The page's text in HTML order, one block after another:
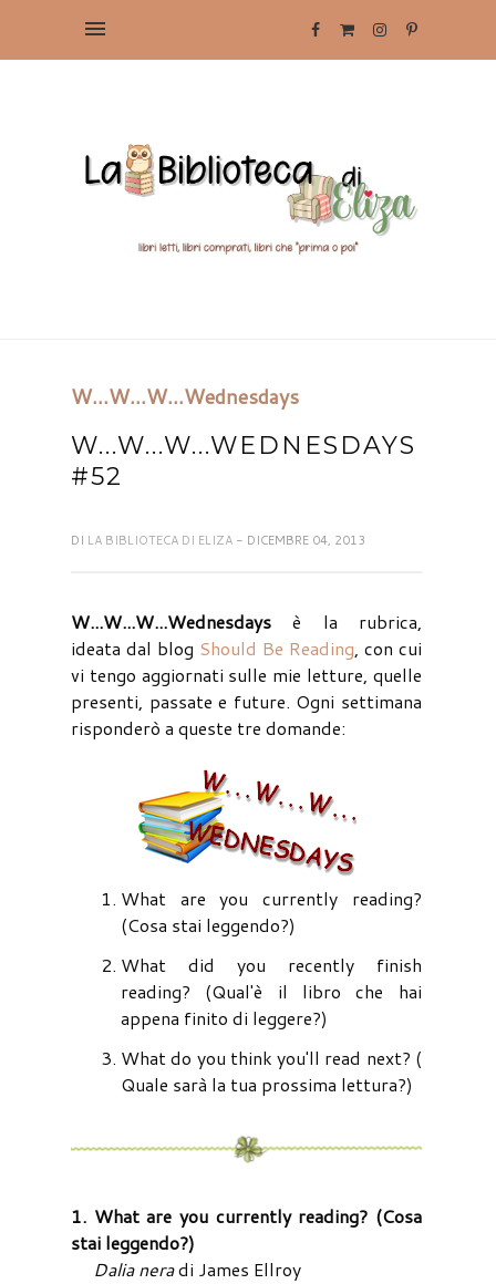
W...W...W...Wednesdays
W...W...W...WEDNESDAYS
#52
DI LA BIBLIOTECA DI ELIZA - DICEMBRE 04, 2013
W...W...W...Wednesdays è la rubrica,
ideata dal blog Should Be Reading, con cui
vi tengo aggiornati sulle mie letture, quelle
presenti, passate e future. Ogni settimana
risponderò a queste tre domande:
What are you currently reading?
(Cosa stai leggendo?)
What did you recently finish
reading? (Qual'è il libro che hai
appena finito di leggere?)
What do you think you'll read next? (
Quale sarà la tua prossima lettura?)
1. What are you currently reading? (Cosa
stai leggendo?)
Dalia neradi James Ellroy